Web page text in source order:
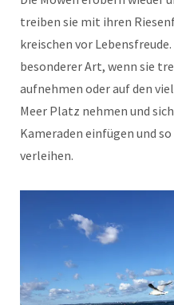
treiben sie mit ihren
kreischen vor
besonderer Art, wenn sie
aufnehmen oder auf den
Meer Platz nehmen und
Kameraden einfügen und
verleihen.